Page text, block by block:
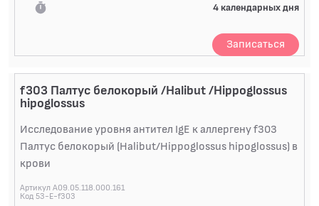
4 календарных дня
Записаться
f303 Палтус белокорый /Halibut /Hippoglossus
hipoglossus
Исследование уровня антител IgE к аллергену f303
Палтус белокорый (Halibut/Hippoglossus hipoglossus) в
крови
Артикул A09.05.118.000.161
Код 53-E-f303